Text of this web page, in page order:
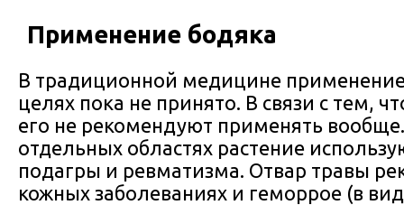
Применение бодяка
В традиционной медицине
целях пока не принято. В связи с тем,
его не рекомендуют применять
отдельных областях растение
подагры и ревматизма. Отвар травы
кожных заболеваниях и геморрое (в